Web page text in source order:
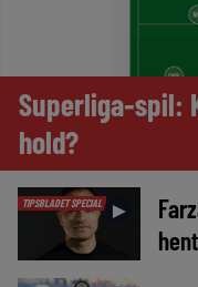
Superliga-spil:
hold?
TIPSBLADET SPECIAL ►